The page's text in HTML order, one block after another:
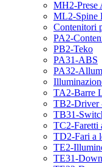
MH2-Prese
ML2-Spine
Contenitori
PA2-
PB2-Teko
PA31-ABS
PA32-
TA2-Barre
TB2-Driver
TB31-
TC2-Faretti
TD2-Fari a
TE2-
TE31-